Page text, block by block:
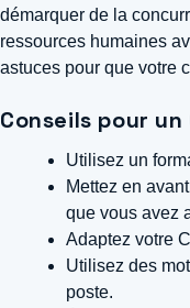
démarquer de la
ressources humaines
astuces pour que votre
Conseils pour
Utilisez un
Mettez en
que vous avez
Adaptez votre
Utilisez des
poste.